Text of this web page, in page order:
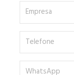
Empresa
Telefone
WhatsApp